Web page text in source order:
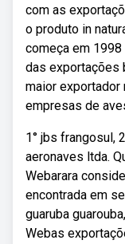
com as
o produto in
começa em
das exportações
maior exportador
empresas de
1° jbs frangosul,
aeronaves ltda.
Webarara
encontrada em
guaruba
Webas